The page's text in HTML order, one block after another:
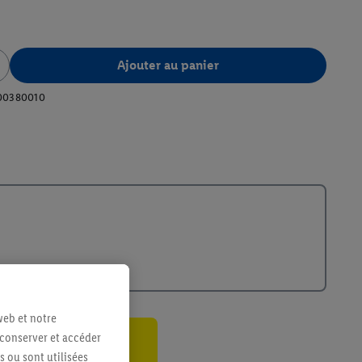
Ajouter au panier
et notre
et accéder
ou sont utilisées